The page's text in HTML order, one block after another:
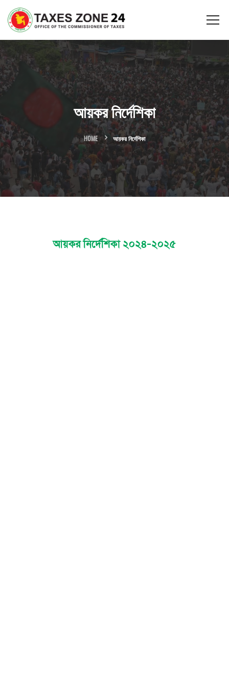
আয়কর নির্দেশিকা
HOME আয়কর নির্দেশিকা
আয়কর নির্দেশিকা ২০২৪-২০২৫